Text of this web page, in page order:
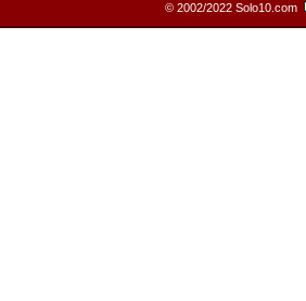
© 2002/2022 Solo10.com